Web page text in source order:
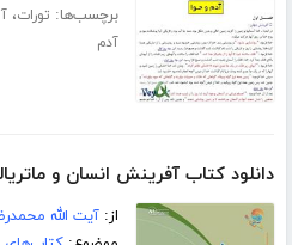
برچسب‌ها: تورات،
آدم
دانلود کتاب آفرینش انسان و
از:آیت الله